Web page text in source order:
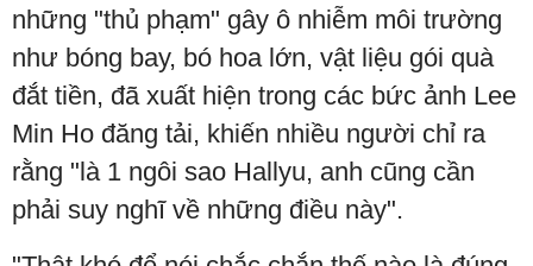
những "thủ phạm" gây ô nhiễm môi trường
như bóng bay, bó hoa lớn, vật liệu gói quà
đắt tiền, đã xuất hiện trong các bức ảnh Lee
Min Ho đăng tải, khiến nhiều người chỉ ra
rằng "là 1 ngôi sao Hallyu, anh cũng cần
phải suy nghĩ về những điều này".